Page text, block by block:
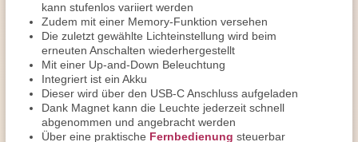
kann stufenlos variiert werden
Zudem mit einer Memory-Funktion versehen
Die zuletzt gewählte Lichteinstellung wird beim
erneuten Anschalten wiederhergestellt
Mit einer Up-and-Down Beleuchtung
Integriert ist ein Akku
Dieser wird über den USB-C Anschluss aufgeladen
Dank Magnet kann die Leuchte jederzeit schnell
abgenommen und angebracht werden
Über eine praktische Fernbedienung steuerbar